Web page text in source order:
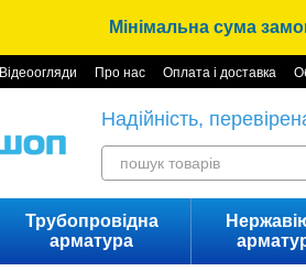
Мінімальна сума
Відеоогляди Про нас Оплата і доставка
Надійність,
Трубопровідна
арматура